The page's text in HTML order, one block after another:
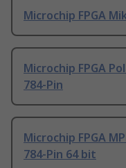
Microchip FPGA
Microchip FPGA
784-Pin
Microchip FPGA
784-Pin 64 bit